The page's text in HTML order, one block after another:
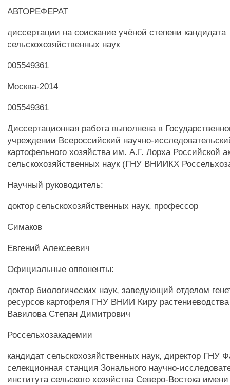
АВТОРЕФЕРАТ
диссертации на соискание учёной степени кандидата
сельскохозяйственных наук
005549361
Москва-2014
005549361
Диссертационная работа выполнена в
учреждении Всероссийский научно-
картофельного хозяйства им. А.Г. Лорха Российской
сельскохозяйственных наук (ГНУ ВНИИКХ
Научный руководитель:
доктор сельскохозяйственных наук, профессор
Симаков
Евгений Алексеевич
Официальные оппоненты:
доктор биологических наук, заведующий отделом
ресурсов картофеля ГНУ ВНИИ Киру
Вавилова Степан Димитрович
Россельхозакадемии
кандидат сельскохозяйственных наук, директор ГНУ
селекционная станция Зонального научно-
института сельского хозяйства Северо-Востока